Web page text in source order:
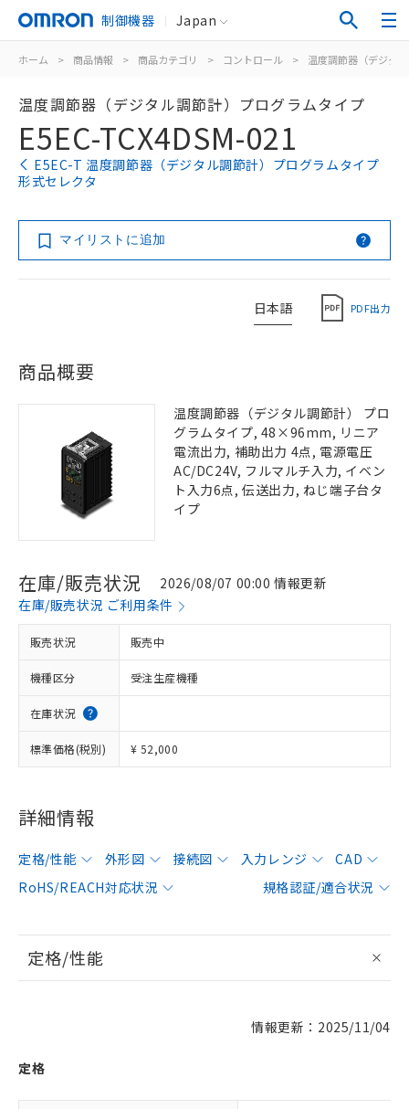
制御機器 Japan
ホーム > 商品情報 > 商品カテゴリ > コントロール > 温度調節器（デジタ
温度調節器（デジタル調節計）プログラムタイプ
E5EC-TCX4DSM-021
E5EC-T 温度調節器（デジタル調節計）プログラムタイプ
形式セレクタ
マイリストに追加
日本語 PDF出力
商品概要
温度調節器（デジタル調節計） プロ
グラムタイプ, 48×96mm, リニア
電流出力, 補助出力 4点, 電源電圧
AC/DC24V, フルマルチ入力, イベン
ト入力6点, 伝送出力, ねじ端子台タ
イプ
在庫/販売状況
2026/08/07 00:00 情報更新
在庫/販売状況 ご利用条件
販売状況 販売中
機種区分 受注生産機種
在庫状況
標準価格(税別) ¥ 52,000
詳細情報
定格/性能 外形図 接続図 入力レンジ
CAD
RoHS/REACH対応状況
規格認証/適合状況
定格/性能
情報更新：2025/11/04
定格